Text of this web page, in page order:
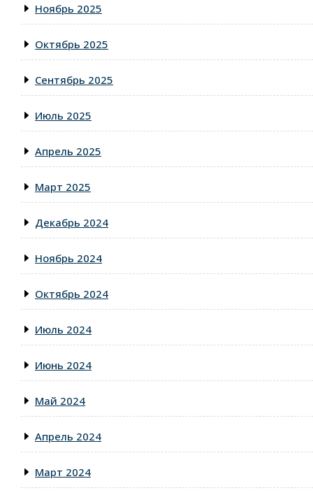
Ноябрь 2025
Октябрь 2025
Сентябрь 2025
Июль 2025
Апрель 2025
Март 2025
Декабрь 2024
Ноябрь 2024
Октябрь 2024
Июль 2024
Июнь 2024
Май 2024
Апрель 2024
Март 2024